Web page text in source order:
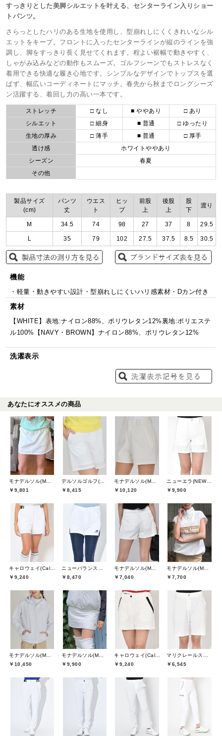
すっきりとした美脚シルエットを叶える、センターライン入りショー
トパンツ。
さらっとしたハリのある生地を使用し、型崩れしにくくきれいなシル
エットをキープ。フロントに入ったセンターラインが縦のラインを強
調し、脚をすっきり長く見せてくれます。程よい裾幅で動きやすく、
しゃがみ込みなどの動作もスムーズ。ゴルフシーンでもストレスなく
着用できる快適な履き心地です。シンプルなデザインでトップスを選
ばず、幅広いコーディネートにマッチ。春先から秋までロングシーズ
ン活躍する、着回し力の高い一本です。
ストレッチ □ なし ■ ややあり
□ あり
シルエット
□ 細身 ■ 普通
□ ゆったり
生地の厚み
□ 薄手 ■ 普通
□ 厚手
透け感
ホワイトややあり
シーズン
春夏
その他
製品サイズ
(cm)
パンツ
丈
ウエス
ト
ヒッ
プ
前股
上
後股
上
股
下
渡り
M 34.5 74 98 27 37 8 29.5
L 35 79 102 27.5 37.5 8.5 30.5
機能
・軽量・動きやすい設計・型崩れしにくいハリ感素材・Dカン付き
素材
【WHITE】表地:ナイロン88%、ポリウレタン12%裏地:ポリエステ
ル100%【NAVY・BROWN】ナイロン88%、ポリウレタン12%
洗濯表示
あなたにオススメの商品
モナデルソル(MONA DELSOL)
￥9,801
デルソルゴルフ(DELSOL GOLF)
￥8,415
モナデルソル(MONA DELSOL)
￥10,120
ニューエラ(NEW ERA)
￥9,900
キャロウェイ(Callaway)
￥9,240
ニューバランスゴルフ(New Balance Golf)
￥8,470
モナデルソル(MONA DELSOL)
￥7,040
モナデルソル(MONA DELSOL)
￥7,700
モナデルソル(MONA DELSOL)
￥10,450
モナデルソル(MONA DELSOL)
￥9,900
キャロウェイ(Callaway)
￥9,240
マリクレールスポール(marie claire sport)
￥6,545